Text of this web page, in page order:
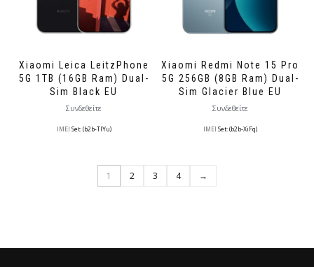
Xiaomi Leica LeitzPhone
5G 1TB (16GB Ram) Dual-
Sim Black EU
Συνδεθείτε
IMEI Set: (b2b-TlYu)
Xiaomi Redmi Note 15 Pro
5G 256GB (8GB Ram) Dual-
Sim Glacier Blue EU
Συνδεθείτε
IMEI Set: (b2b-XiFq)
1 2 3 4 →